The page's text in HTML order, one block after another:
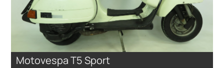
Motovespa T5 Sport